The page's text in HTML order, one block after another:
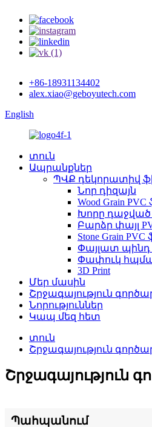
+86-18931134402
alex.xiao@geboyutech.com
English
տուն
Ապրանքներ
ՊՎՔ դեկորատիվ
Նոր դիզայն
Wood Grain PVC
Խորը դաջված
Բարձր փայլ
Stone Grain PVC
Փայլատ պինդ
Փափուկ
3D Print
Մեր մասին
Շրջագայություն
Նորություններ
Կապ մեզ հետ
տուն
Շրջագայություն
Շրջագայություն
Պահպանում